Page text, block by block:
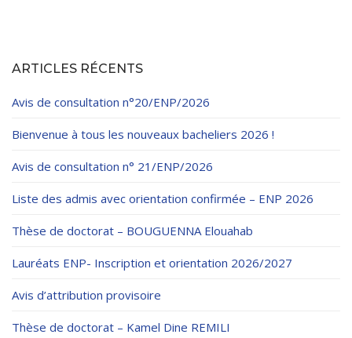
ARTICLES RÉCENTS
Avis de consultation n°20/ENP/2026
Bienvenue à tous les nouveaux bacheliers 2026 !
Avis de consultation n° 21/ENP/2026
Liste des admis avec orientation confirmée – ENP 2026
Thèse de doctorat – BOUGUENNA Elouahab
Lauréats ENP- Inscription et orientation 2026/2027
Avis d’attribution provisoire
Thèse de doctorat – Kamel Dine REMILI